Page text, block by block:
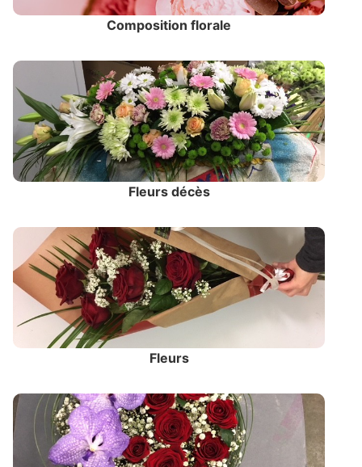
Composition florale
Fleurs décès
Fleurs